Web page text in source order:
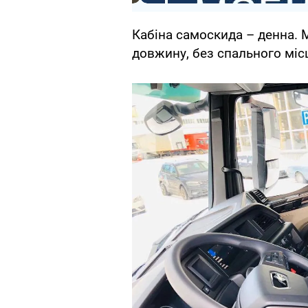
Кабіна самоскида – денна.
довжину, без спального